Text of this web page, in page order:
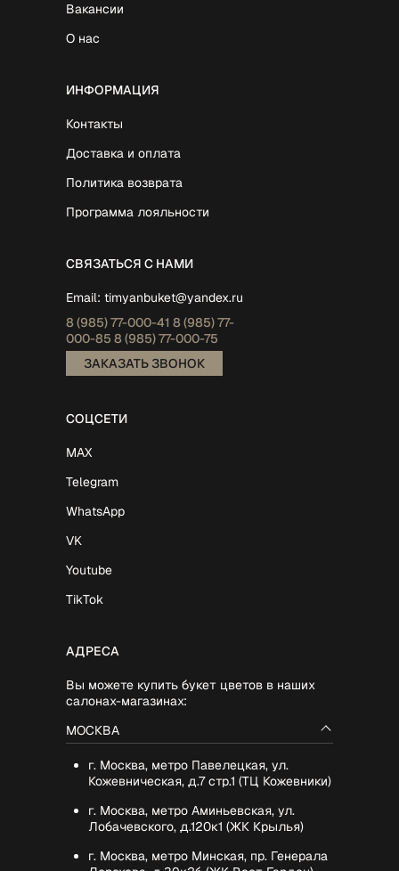
Вакансии
О нас
ИНФОРМАЦИЯ
Контакты
Доставка и оплата
Политика возврата
Программа лояльности
СВЯЗАТЬСЯ С НАМИ
Email: timyanbuket@yandex.ru
8 (985)77-000-41 8 (985)77-
000-85 8 (985)77-000-75
ЗАКАЗАТЬ ЗВОНОК
СОЦСЕТИ
MAX
Telegram
WhatsApp
VK
Youtube
TikTok
АДРЕСА
Вы можете купить букет цветов в наших
салонах-магазинах:
МОСКВА
г. Москва, метро Павелецкая, ул.
Кожевническая, д.7 стр.1 (ТЦ Кожевники)
г. Москва, метро Аминьевская, ул.
Лобачевского, д.120к1 (ЖК Крылья)
г. Москва, метро Минская, пр. Генерала